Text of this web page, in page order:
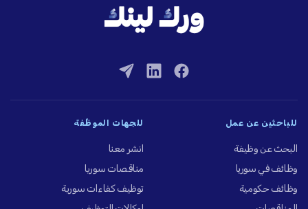
للباحثين عن عمل
البحث عن وظيفة
وظائف في سوريا
وظائف حكومية
للجهات الموظِّفة
انشر معنا
مناقصات سوريا
توظيف كفاءات سورية